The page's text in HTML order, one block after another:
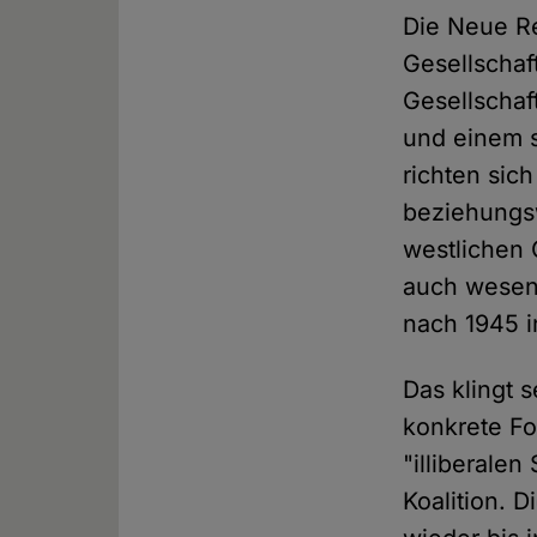
Die Neue
und einem
richten
westlichen
auch
nach 1945
Das klingt
konkrete
"illiberalen
Koalition.